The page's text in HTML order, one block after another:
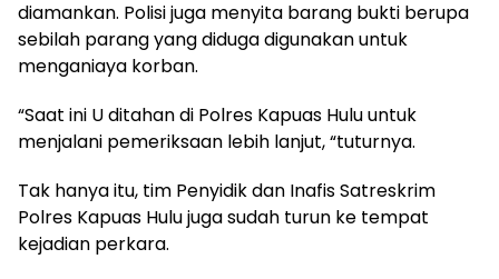
diamankan. Polisi juga menyita barang bukti berupa
sebilah parang yang diduga digunakan untuk
menganiaya korban.
“Saat ini U ditahan di Polres Kapuas Hulu untuk
menjalani pemeriksaan lebih lanjut, “tuturnya.
Tak hanya itu, tim Penyidik dan Inafis Satreskrim
Polres Kapuas Hulu juga sudah turun ke tempat
kejadian perkara.